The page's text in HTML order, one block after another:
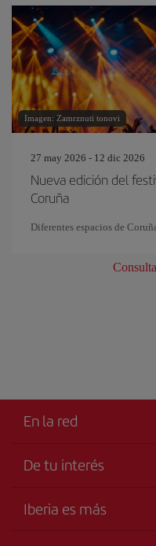
Imagen: Zamrznuti tonovi
27 may 2026 - 12 dic 2026
Nueva edición del
Coruña
Diferentes espacios de
En la red
De tu interés
Accesibilidad
Iberia es más